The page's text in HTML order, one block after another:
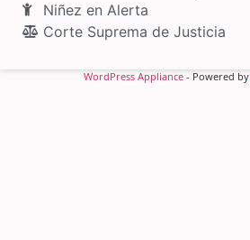
Niñez en Alerta
Corte Suprema de Justicia
WordPress Appliance - Powered by